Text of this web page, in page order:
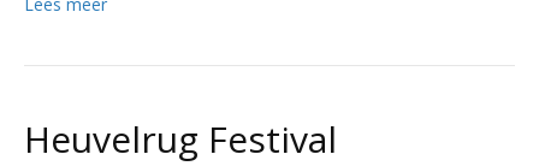
Heuvelrug Festival